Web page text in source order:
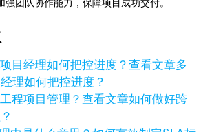
强团队协作能力，保障项目成功交付。
查看文章多
理如何把控进度？
查看文章如何做好跨